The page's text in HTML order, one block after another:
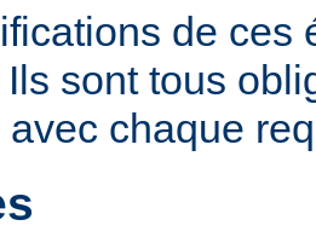
de ces
sont tous
chaque